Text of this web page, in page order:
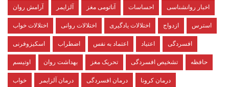
آرامش روان آلزایمر آناتومی مغز احساسات اخبار روانشناسی
اختلالات خواب اختلالات روانی اختلالات یادگیری ازدواج استرس
اسکیزوفرنی اضطراب اعتماد به نفس اعتیاد افسردگی
اوتیسم بهداشت روان تحریک مغز تشخیص افسردگی حافظه
خواب درمان آلزایمر درمان افسردگی درمان کرونا